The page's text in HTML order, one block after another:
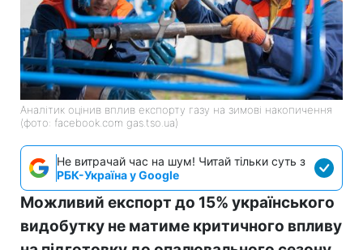
Аналітик оцінив вплив експорту газу на зимові накопичення
(фото: facebook.com gas.tso.ua)
Не витрачай час на шум! Читай тільки суть з
РБК-Україна у Google
Можливий експорт до 15% українського
видобутку не матиме критичного впливу